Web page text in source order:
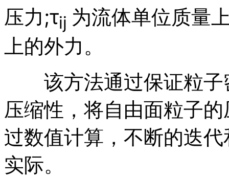
压力;τij 为流体单位质量
上的外力。
该方法通过保证粒子
压缩性，将自由面粒子
过数值计算，不断的迭
实际。